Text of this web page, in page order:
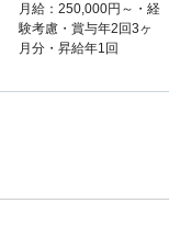
月給：250,000円～・経
験考慮・賞与年2回3ヶ
月分・昇給年1回